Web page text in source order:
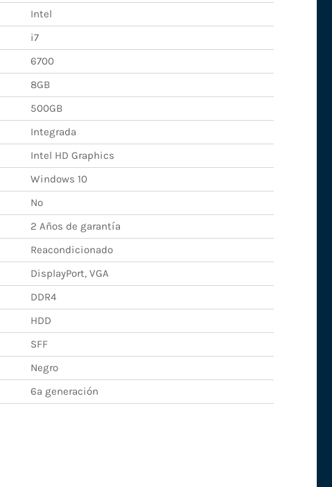
Intel
i7
6700
8GB
500GB
Integrada
Intel HD Graphics
Windows 10
No
2 Años de garantía
Reacondicionado
DisplayPort, VGA
DDR4
HDD
SFF
Negro
6ª generación